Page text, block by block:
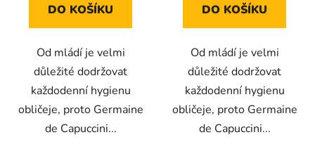
DO KOŠÍKU
Od mládí je velmi
důležité dodržovat
každodenní hygienu
obličeje, proto Germaine
de Capuccini...
DO KOŠÍKU
Od mládí je velmi
důležité dodržovat
každodenní hygienu
obličeje, proto Germaine
de Capuccini...